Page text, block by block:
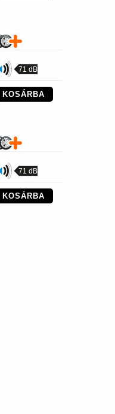
71 dB
KOSÁRBA
71 dB
KOSÁRBA